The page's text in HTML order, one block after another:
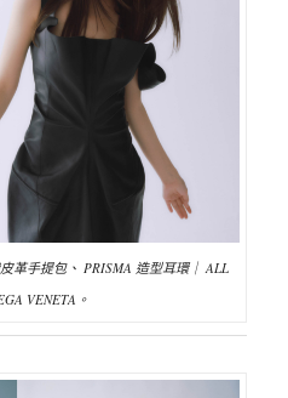
革手提包、 PRISMA 造型耳環｜ ALL
VENETA。